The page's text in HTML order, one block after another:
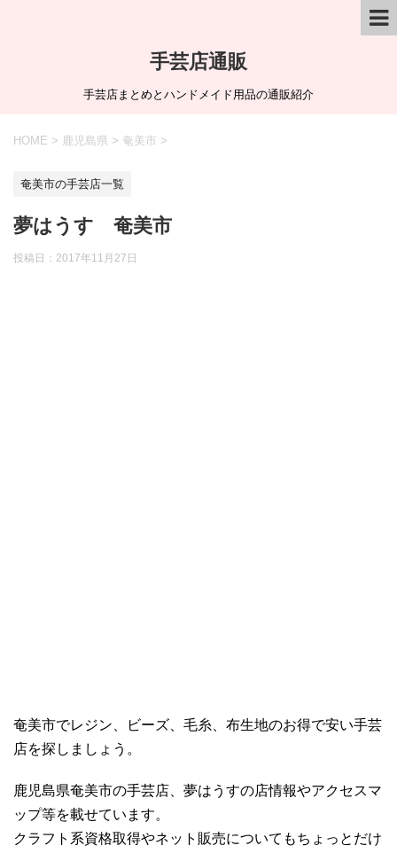
手芸店通販
手芸店まとめとハンドメイド用品の通販紹介
HOME > 鹿児島県 > 奄美市 >
奄美市の手芸店一覧
夢はうす 奄美市
投稿日： 2017年11月27日
奄美市でレジン、ビーズ、毛糸、布生地のお得で安い手芸
店を探しましょう。
鹿児島県奄美市の手芸店、夢はうすの店情報やアクセスマ
ップ等を載せています。
クラフト系資格取得やネット販売についてもちょっとだけ